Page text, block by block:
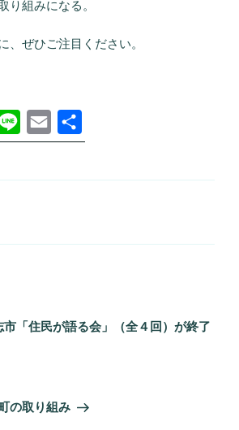
り組みになる。
、ぜひご注目ください。
i
m
有
市「住民が語る会」（全４回）が終了
の取り組み